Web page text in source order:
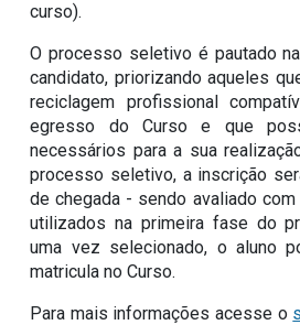
curso).
O processo seletivo é pautado
candidato, priorizando aqueles
reciclagem profissional
egresso do Curso e que
necessários para a sua
processo seletivo, a inscrição
de chegada - sendo avaliado
utilizados na primeira fase do
uma vez selecionado, o aluno
matricula no Curso.
Para mais informações acesse o